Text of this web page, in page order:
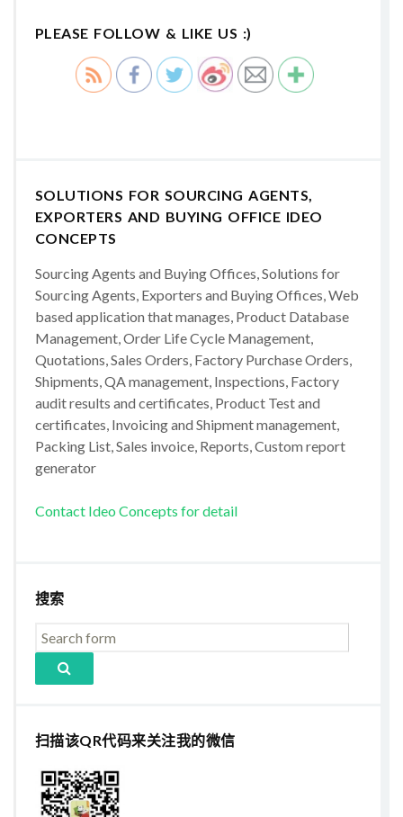
PLEASE FOLLOW & LIKE US :)
SOLUTIONS FOR SOURCING AGENTS,
EXPORTERS AND BUYING OFFICE IDEO
CONCEPTS
Sourcing Agents and Buying Offices, Solutions for
Sourcing Agents, Exporters and Buying Offices, Web
based application that manages, Product Database
Management, Order Life Cycle Management,
Quotations, Sales Orders, Factory Purchase Orders,
Shipments, QA management, Inspections, Factory
audit results and certificates, Product Test and
certificates, Invoicing and Shipment management,
Packing List, Sales invoice, Reports, Custom report
generator
Contact Ideo Concepts for detail
搜索
扫描该QR代码来关注我的微信